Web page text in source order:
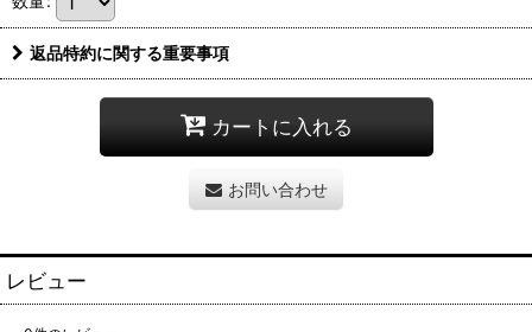
返品特約に関する重要事項
カートに入れる
お問い合わせ
レビュー